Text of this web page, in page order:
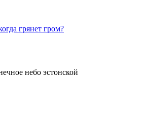
грянет гром?
небо эстонской